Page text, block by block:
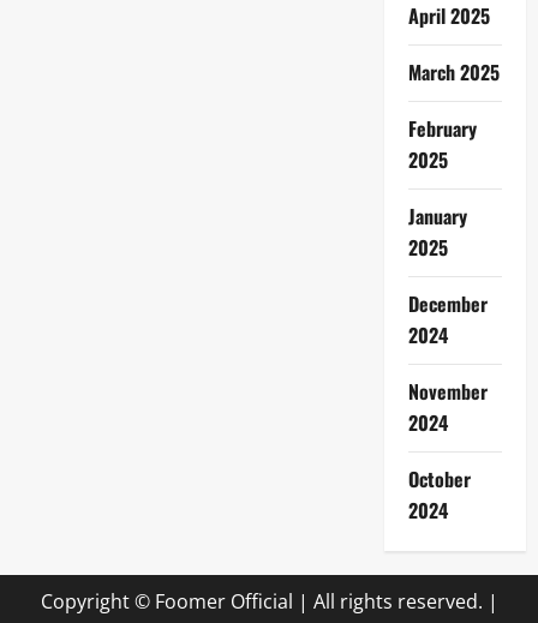
April 2025
March 2025
February
2025
January
2025
December
2024
November
2024
October
2024
Copyright © Foomer Official | All rights reserved. |